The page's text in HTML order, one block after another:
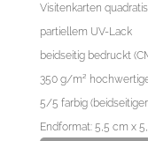
Visitenkarten
partiellem UV-Lack
beidseitig bedruckt
350 g/m²
5/5 farbig
Endformat: 5,5 cm x